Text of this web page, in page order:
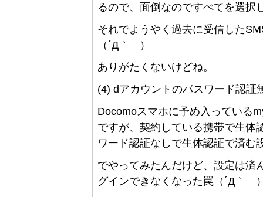
るので、面倒なのですべてを選択
それでようやく過去に受信した
（´Д｀ ）
ありがたくないけどね。
(4) dアカウントのパスワード認証
Docomoスマホに予め入っている
ですが、契約している携帯で生体
ワード認証なしで生体認証で済む
でやってみたんだけど、設定は済
グインできなくなった罠（´Д｀